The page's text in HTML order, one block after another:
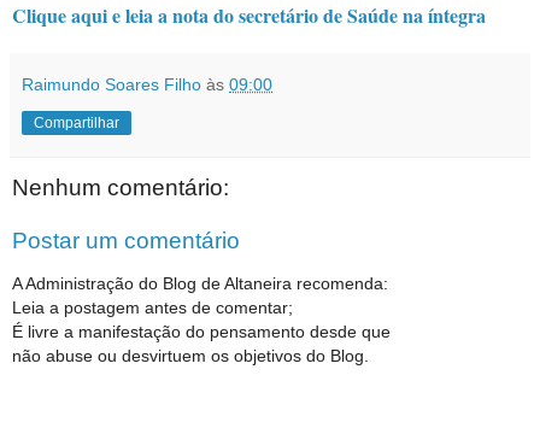
Clique aqui e leia a nota do secretário de Saúde na íntegra
Raimundo Soares Filho às 09:00
Compartilhar
Nenhum comentário:
Postar um comentário
A Administração do Blog de Altaneira recomenda:
Leia a postagem antes de comentar;
É livre a manifestação do pensamento desde que
não abuse ou desvirtuem os objetivos do Blog.